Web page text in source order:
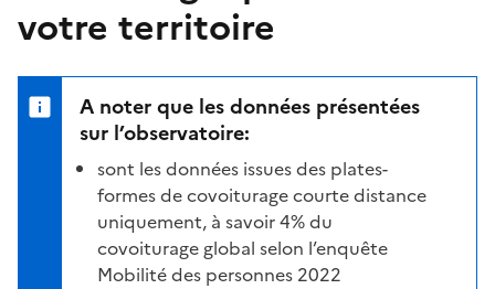
votre territoire
A noter que les données présentées
sur l’observatoire:
sont les données issues des plates-
formes de covoiturage courte distance
uniquement, à savoir 4% du
covoiturage global selon l’enquête
Mobilité des personnes 2022